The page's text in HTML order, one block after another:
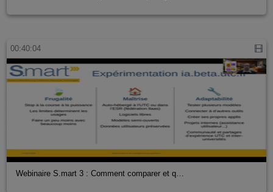
00:40:04
Webinaire S.mart 3 : Comment comparer et q…